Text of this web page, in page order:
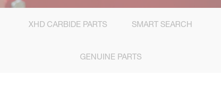
XHD CARBIDE PARTS SMART SEARCH
GENUINE PARTS